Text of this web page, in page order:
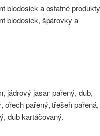
biodosiek a ostatné produkty
biodosiek, špárovky a
jádrový jasan pařený, dub,
ořech pařený, třešeň pařená,
dub kartáčovaný.